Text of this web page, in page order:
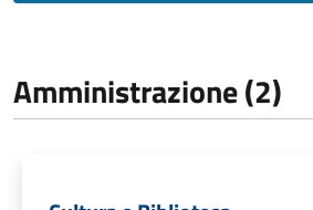
Amministrazione (2)